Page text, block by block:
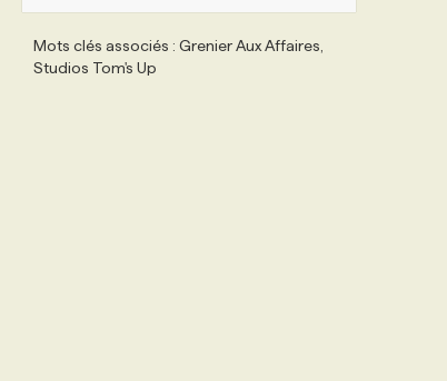
Mots clés associés : Grenier Aux Affaires,
Studios Tom's Up